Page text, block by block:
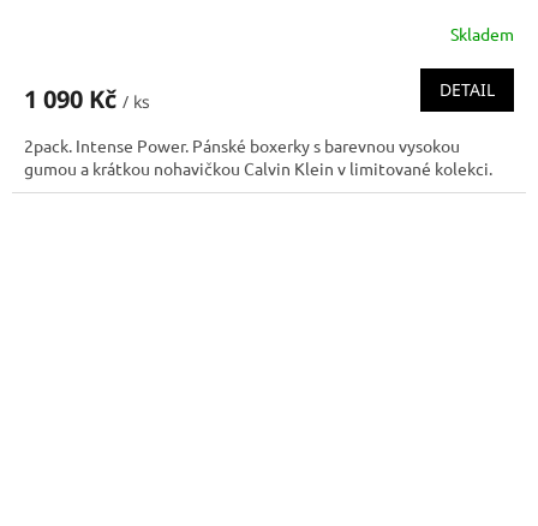
Skladem
1 090 Kč / ks
DETAIL
2pack. Intense Power. Pánské boxerky s barevnou vysokou
gumou a krátkou nohavičkou Calvin Klein v limitované kolekci.